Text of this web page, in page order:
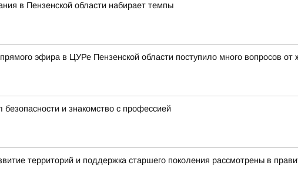
в Пензенской области набирает темпы
эфира в ЦУРе Пензенской области поступило много вопросов от
безопасности и знакомство с профессией
территорий и поддержка старшего поколения рассмотрены в